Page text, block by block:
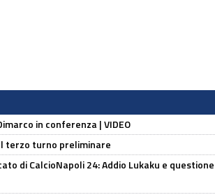
in conferenza | VIDEO
terzo turno preliminare
di CalcioNapoli 24: Addio Lukaku e questione